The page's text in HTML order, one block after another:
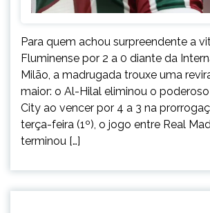
Para quem achou surpreendente a
Fluminense por 2 a 0 diante da
Milão, a madrugada trouxe uma
maior: o Al-Hilal eliminou o
City ao vencer por 4 a 3 na
terça-feira (1º), o jogo entre Real
terminou […]